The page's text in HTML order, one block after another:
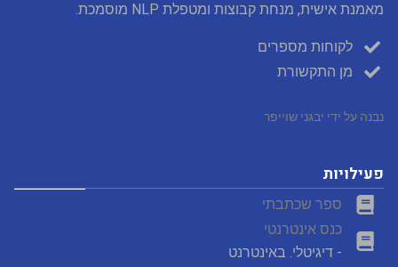
מאמנת אישית, מנחת קבוצות ומטפלת NLP מוסמכת.
לקוחות מספרים
מן התקשורת
נבנה על ידי יבגני שוייפר
פעילויות
ספר שכתבתי
כנס אינטרנטי
- דיגיטלי. באינטרנט